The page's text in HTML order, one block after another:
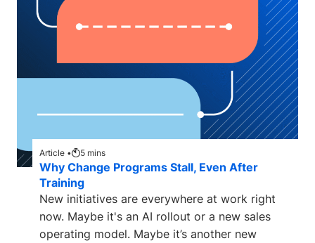
Article • 5 mins
Why Change Programs Stall, Even After
Training
New initiatives are everywhere at work right
now. Maybe it's an AI rollout or a new sales
operating model. Maybe it’s another new